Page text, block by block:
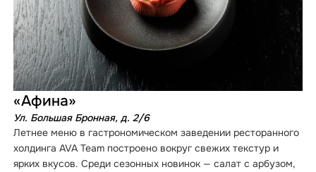
«Афина»
Ул. Большая Бронная, д. 2/6
Летнее меню в гастрономическом заведении ресторанного
холдинга AVA Team построено вокруг свежих текстур и
ярких вкусов. Среди сезонных новинок — салат с арбузом,